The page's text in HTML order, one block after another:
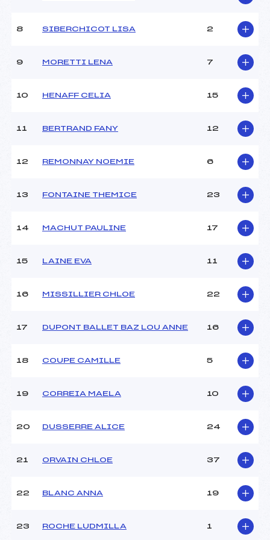
8 SIBERCHICOT LISA 2
9 MORETTI LENA 7
10 HENAFF CELIA 15
11 BERTRAND FANY 12
12 REMONNAY NOEMIE 6
13 FONTAINE THEMICE 23
14 MACHUT PAULINE 17
15 LAINE EVA 11
16 MISSILLIER CHLOE 22
17 DUPONT BALLET BAZ LOU ANNE 16
18 COUPE CAMILLE 5
19 CORREIA MAELA 10
20 DUSSERRE ALICE 24
21 ORVAIN CHLOE 37
22 BLANC ANNA 19
23 ROCHE LUDMILLA 1